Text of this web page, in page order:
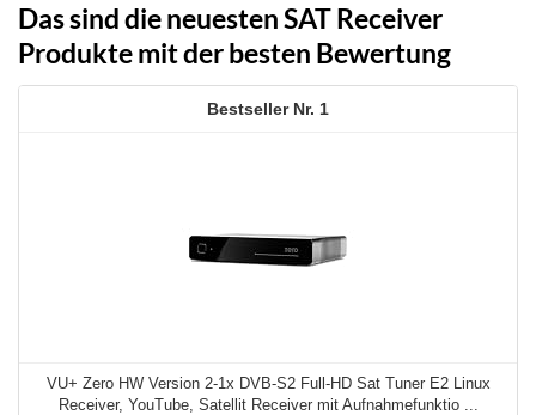
Das sind die neuesten SAT Receiver
Produkte mit der besten Bewertung
1
VU+ Zero HW Version 2-1x DVB-S2 Full-HD Sat Tuner E2 Linux
Receiver, YouTube, Satellit Receiver mit Aufnahmefunktio ...